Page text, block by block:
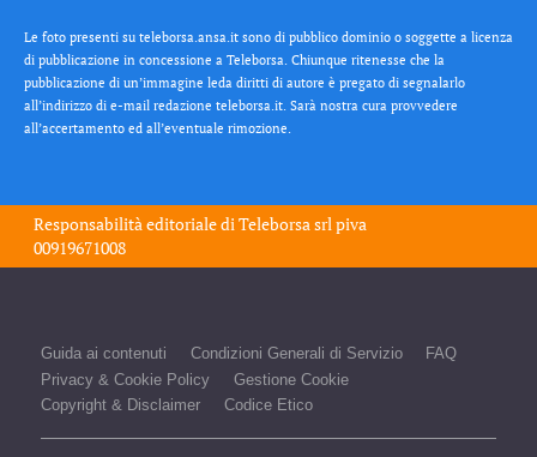
Le foto presenti su teleborsa.ansa.it sono di pubblico dominio o soggette a licenza
di pubblicazione in concessione a Teleborsa. Chiunque ritenesse che la
pubblicazione di un’immagine leda diritti di autore è pregato di segnalarlo
all’indirizzo di e-mail redazione teleborsa.it. Sarà nostra cura provvedere
all’accertamento ed all’eventuale rimozione.
Responsabilità editoriale diTeleborsa srlpiva
00919671008
Guida ai contenuti Condizioni Generali di Servizio
FAQ
Privacy & Cookie Policy
Gestione Cookie
Copyright & Disclaimer
Codice Etico